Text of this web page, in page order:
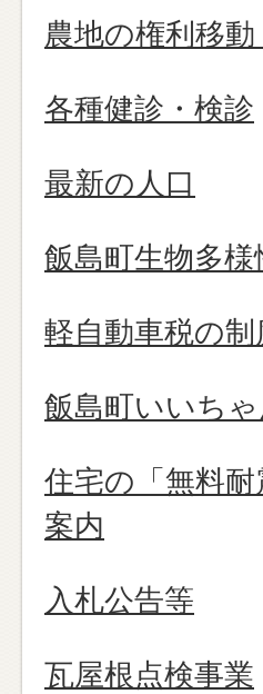
農地の権利移
各種健診・検診
最新の人口
飯島町生物多
軽自動車税の制
飯島町いいち
住宅の「無料
案内
入札公告等
瓦屋根点検事業